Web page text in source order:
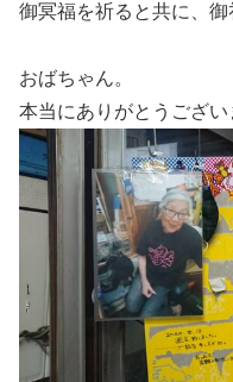
御冥福を祈ると共に、御
おばちゃん。
本当にありがとうござい